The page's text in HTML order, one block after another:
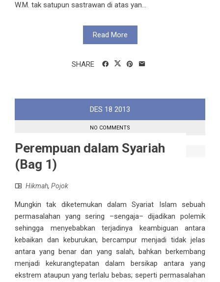
W.M. tak satupun sastrawan di atas yan...
Read More
SHARE
DES 18 2013
NO COMMENTS
Perempuan dalam Syariah
(Bag 1)
Hikmah, Pojok
Mungkin tak diketemukan dalam Syariat Islam sebuah
permasalahan yang sering –sengaja– dijadikan polemik
sehingga menyebabkan terjadinya keambiguan antara
kebaikan dan keburukan, bercampur menjadi tidak jelas
antara yang benar dan yang salah, bahkan berkembang
menjadi kekurangtepatan dalam bersikap antara yang
ekstrem ataupun yang terlalu bebas; seperti permasalahan